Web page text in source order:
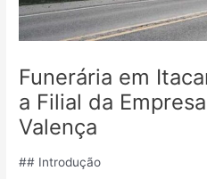
Funerária em
a Filial da
Valença
## Introdução